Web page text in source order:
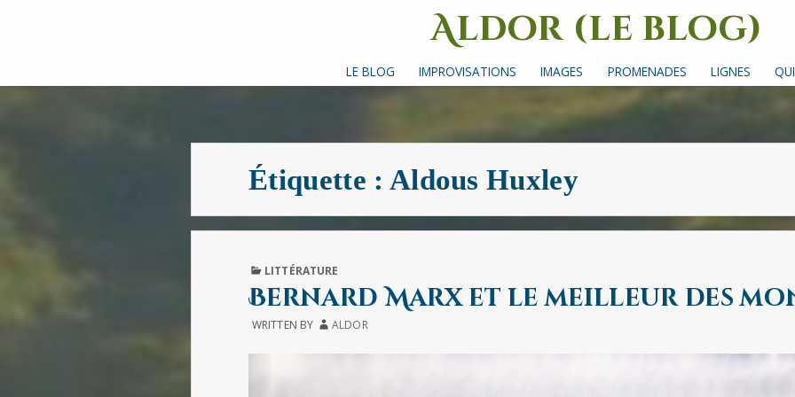
Aldor (le blog)
Un site avec des mots, des images et des sons
LE BLOG IMPROVISATIONS IMAGES PROMENADES LIGNES
Étiquette : Aldous Huxley
PUBLISHED
LITTÉRATURE
Bernard Marx et le meilleur des
WRITTEN BY ALDOR